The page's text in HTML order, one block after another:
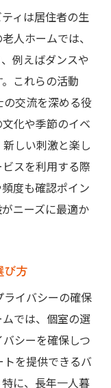
ィは居住者の生
人ホームでは、
例えばダンスや
これらの活動
交流を深める役
化や季節のイベ
しい刺激と楽し
スを利用する際
度も確認ポイン
ニーズに最適か
び方
イバシーの確保
では、個室の選
シーを確保しつ
を提供できるバ
に、長年一人暮